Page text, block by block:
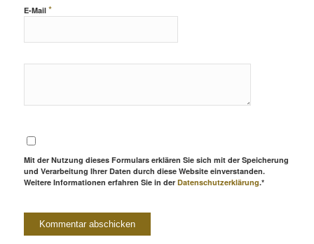
E-Mail *
Mit der Nutzung dieses Formulars erklären Sie sich mit der Speicherung
und Verarbeitung Ihrer Daten durch diese Website einverstanden.
Weitere Informationen erfahren Sie in der Datenschutzerklärung.*